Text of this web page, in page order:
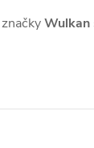
Wulkan